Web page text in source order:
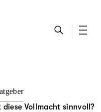
Vollmacht sinnvoll?